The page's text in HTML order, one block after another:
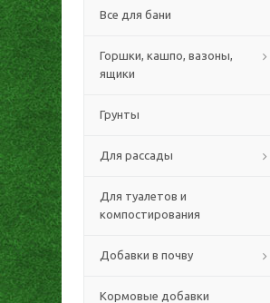
Все для бани
Горшки, кашпо, вазоны,
ящики
Грунты
Для рассады
Для туалетов и
компостирования
Добавки в почву
Кормовые добавки